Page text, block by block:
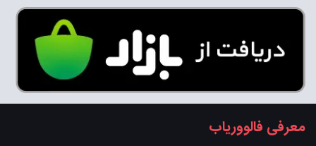
معرفی فالووریاب